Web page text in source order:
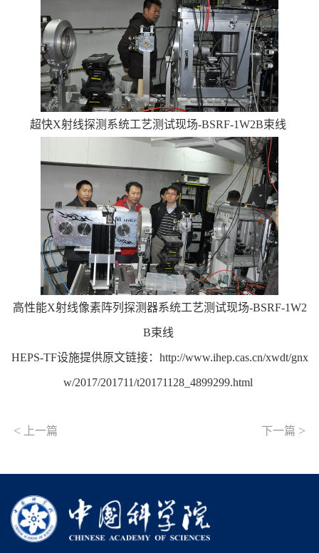
超快X射线探测系统工艺测试现场-BSRF-1W2B束线
高性能X射线像素阵列探测器系统工艺测试现场-BSRF-1W2
B束线
HEPS-TF设施提供原文链接：http://www.ihep.cas.cn/xwdt/gnx
w/2017/201711/t20171128_4899299.html
< 上一篇 下一篇 >